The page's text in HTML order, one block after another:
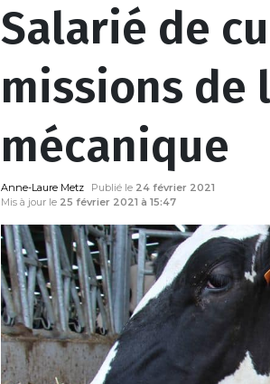
Salarié de
missions de
mécanique
Anne-Laure Metz Publié le 24 février 2021
Mis à jour le 25 février 2021 à 15:47